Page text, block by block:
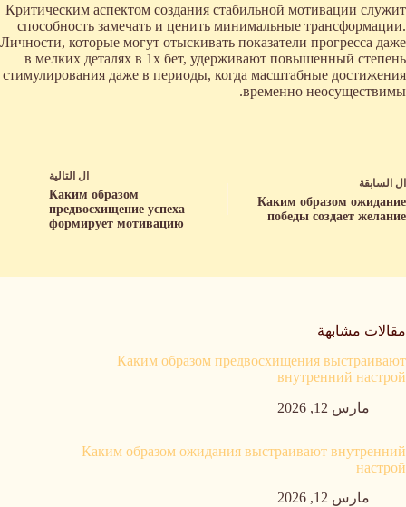
Критическим аспектом создания стабильной мотивации служит
способность замечать и ценить минимальные трансформации.
Личности, которые могут отыскивать показатели прогресса даже
в мелких деталях в 1х бет, удерживают повышенный степень
стимулирования даже в периоды, когда масштабные достижения
временно неосуществимы.
ال السابقة
Каким образом ожидание
победы создает желание
ال التالية
Каким образом
предвосхищение успеха
формирует мотивацию
مقالات مشابهة
Каким образом предвосхищения выстраивают
внутренний настрой
مارس 12, 2026
Каким образом ожидания выстраивают внутренний
настрой
مارس 12, 2026